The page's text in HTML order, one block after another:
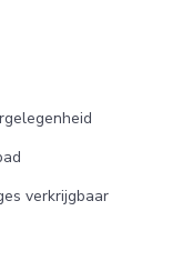
verkrijgbaar